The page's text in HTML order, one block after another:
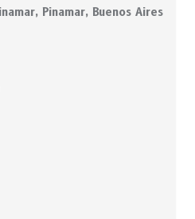
Pinamar, Buenos Aires